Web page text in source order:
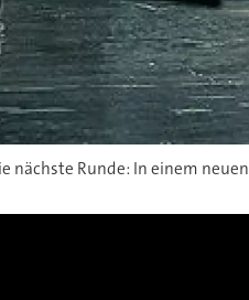
nächste Runde: In einem